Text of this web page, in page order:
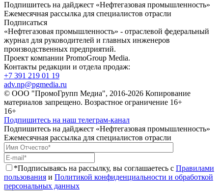
Подпишитесь на дайджест «Нефтегазовая промышленность»
Ежемесячная рассылка для специалистов отрасли
Подписаться
«Нефтегазовая промышленность» - отраслевой федеральный
журнал для руководителей и главных инженеров
производственных предприятий.
Проект компании PromoGroup Media.
Контакты редакции и отдела продаж:
+7 391 219 01 19
adv.np@pgmedia.ru
© ООО "ПромоГрупп Медиа", 2016-2026 Копирование
материалов запрещено. Возрастное ограничение 16+
16+
Подпишитесь на наш телеграм-канал
Подпишитесь на дайджест «Нефтегазовая промышленность»
Ежемесячная рассылка для специалистов отрасли
*Подписываясь на рассылку, вы соглашаетесь с Правилами
пользования и Политикой конфиденциальности и обработкой
персональных данных